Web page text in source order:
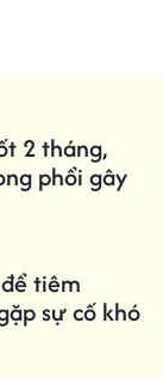
2 tháng,
phổi gây
tiêm
sự cố khó